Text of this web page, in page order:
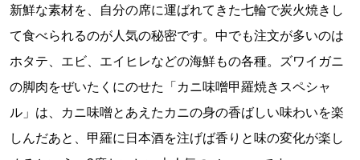
新鮮な素材を、自分の席に運ばれてきた七輪で炭火焼きし
て食べられるのが人気の秘密です。中でも注文が多いのは
ホタテ、エビ、エイヒレなどの海鮮もの各種。ズワイガニ
の脚肉をぜいたくにのせた「カニ味噌甲羅焼きスペシャ
ル」は、カニ味噌とあえたカニの身の香ばしい味わいを楽
しんだあと、甲羅に日本酒を注げば香りと味の変化が楽し